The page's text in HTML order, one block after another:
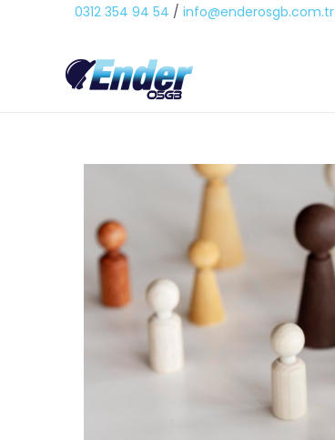
0312 354 94 54 / info@enderosgb.com.tr